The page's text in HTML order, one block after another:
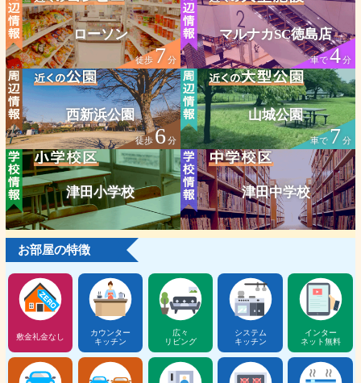
ローソン
徒歩7分
マルナカSC徳島店
車で4分
西新浜公園
徒歩6分
山城公園
車で7分
津田小学校 津田中学校
お部屋の特徴
敷金礼金なし
カウンター
キッチン
広々
リビング
システム
キッチン
インター
ネット無料